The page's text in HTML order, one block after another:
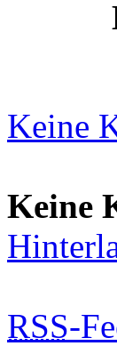
Keine
Keine
RSS-